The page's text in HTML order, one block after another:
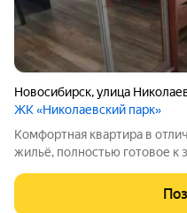
Новосибирск,улица
ЖК «Николаевский парк»
Комфортная квартира в
жильё, полностью готовое к
и функциональная
Акaдемгоpодка. Сам дом